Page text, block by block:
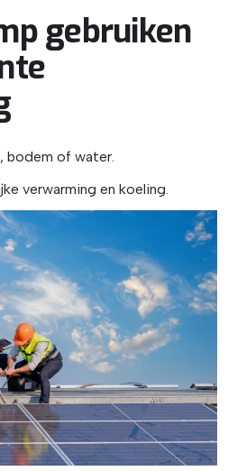
gebruiken
bodem of water.
verwarming en koeling.